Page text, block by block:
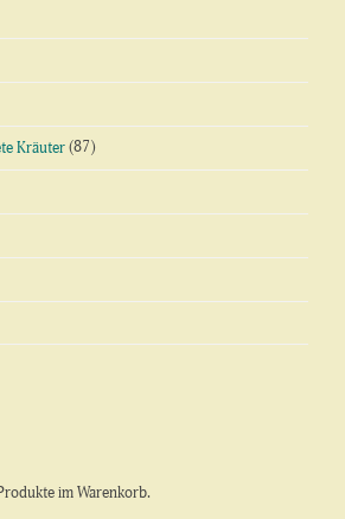
Kräuter (87)
im Warenkorb.